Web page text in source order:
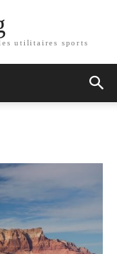
utilitaires sports